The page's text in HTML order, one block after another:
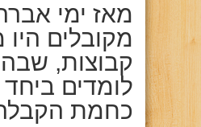
מאז ימי
מקובלים היו
קבוצות,
לומדים
כחמת